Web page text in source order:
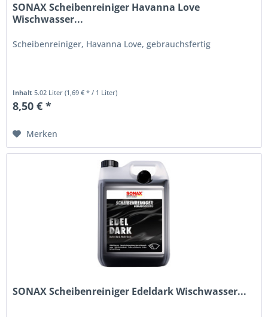
SONAX Scheibenreiniger Havanna Love
Wischwasser...
Scheibenreiniger, Havanna Love, gebrauchsfertig
Inhalt5.02 Liter(1,69 € * / 1 Liter)
8,50 € *
Merken
SONAX Scheibenreiniger Edeldark Wischwasser...